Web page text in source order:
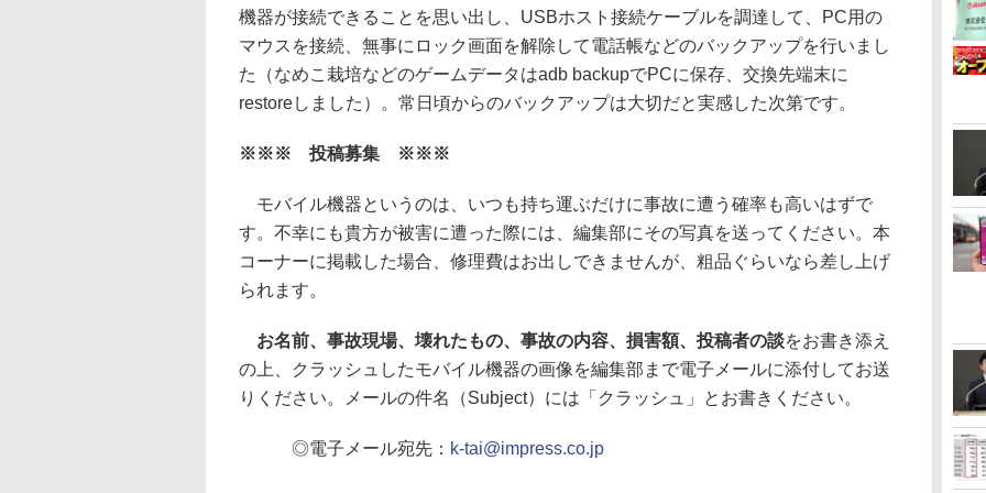
機器が接続できることを思い出し、USBホスト接続ケーブルを調達して、PC用の
マウスを接続、無事にロック画面を解除して電話帳などのバックアップを行いまし
た（なめこ栽培などのゲームデータはadb backupでPCに保存、交換先端末に
restoreしました）。常日頃からのバックアップは大切だと実感した次第です。
※※※ 投稿募集 ※※※
モバイル機器というのは、いつも持ち運ぶだけに事故に遭う確率も高いはずで
す。不幸にも貴方が被害に遭った際には、編集部にその写真を送ってください。本
コーナーに掲載した場合、修理費はお出しできませんが、粗品ぐらいなら差し上げ
られます。
お名前、事故現場、壊れたもの、事故の内容、損害額、投稿者の談をお書き添え
の上、クラッシュしたモバイル機器の画像を編集部まで電子メールに添付してお送
りください。メールの件名（Subject）には「クラッシュ」とお書きください。
◎電子メール宛先： k-tai@impress.co.jp